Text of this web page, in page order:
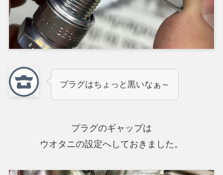
プラグはちょっと黒いなぁ～
プラグのギャップは
ウオタニの設定へしておきました。